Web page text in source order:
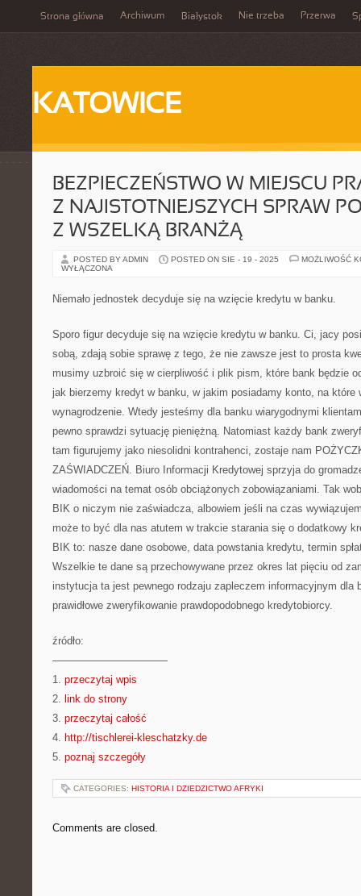
Strona główna Archiwum Białystok Nie trzeba Przerwa
KATOWICE
BEZPIECZEŃSTWO W MIEJSCU
Z NAJISTOTNIEJSZYCH SPRAW
Z WSZELKĄ BRANŻĄ
POSTED BY ADMIN POSTED ON SIE - 19 - 2025
MOŻLIWOŚĆ
WYŁĄCZONA
Niemało jednostek decyduje się na wzięcie kredytu w banku.
Sporo figur decyduje się na wzięcie kredytu w banku. Ci, jacy
sobą, zdają sobie sprawę z tego, że nie zawsze jest to prosta
musimy uzbroić się w cierpliwość i plik pism, które bank będzie
jak bierzemy kredyt w banku, w jakim posiadamy konto, na które
wynagrodzenie. Wtedy jesteśmy dla banku wiarygodnymi
pewno sprawdzi sytuację pieniężną. Natomiast każdy bank
tam figurujemy jako niesolidni kontrahenci, zostaje nam
ZAŚWIADCZEŃ. Biuro Informacji Kredytowej sprzyja do
wiadomości na temat osób obciążonych zobowiązaniami. Tak
BIK o niczym nie zaświadcza, albowiem jeśli na czas
może to być dla nas atutem w trakcie starania się o dodatkowy
BIK to: nasze dane osobowe, data powstania kredytu, termin
Wszelkie te dane są przechowywane przez okres lat pięciu od
instytucja ta jest pewnego rodzaju zapleczem informacyjnym dla
prawidłowe zweryfikowanie prawdopodobnego kredytobiorcy.
źródło:
———————————
1. przeczytaj wpis
2. link do strony
3. przeczytaj całość
4. http://tischlerei-kleschatzky.de
5. poznaj szczegóły
CATEGORIES: HISTORIA I DZIEDZICTWO AFRYKI
Comments are closed.